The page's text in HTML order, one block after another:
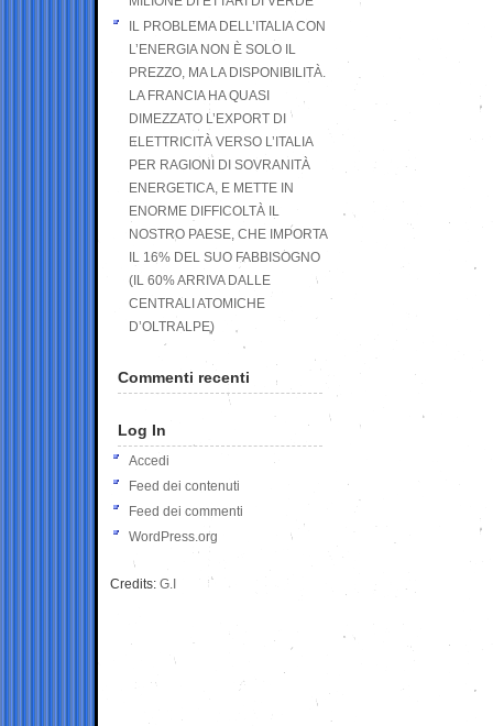
IL PROBLEMA DELL’ITALIA CON
L’ENERGIA NON È SOLO IL
PREZZO, MA LA DISPONIBILITÀ.
LA FRANCIA HA QUASI
DIMEZZATO L’EXPORT DI
ELETTRICITÀ VERSO L’ITALIA
PER RAGIONI DI SOVRANITÀ
ENERGETICA, E METTE IN
ENORME DIFFICOLTÀ IL
NOSTRO PAESE, CHE IMPORTA
IL 16% DEL SUO FABBISOGNO
(IL 60% ARRIVA DALLE
CENTRALI ATOMICHE
D’OLTRALPE)
Commenti recenti
Log In
Accedi
Feed dei contenuti
Feed dei commenti
WordPress.org
Credits: G.I